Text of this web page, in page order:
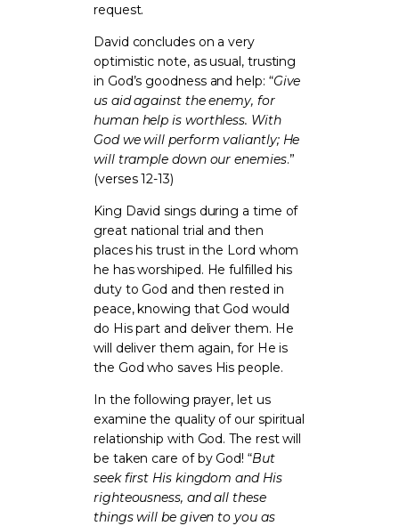
request.
David concludes on a very
optimistic note, as usual, trusting
in God’s goodness and help: “Give
us aid against the enemy, for
human help is worthless. With
God we will perform valiantly; He
will trample down our enemies.”
(verses 12-13)
King David sings during a time of
great national trial and then
places his trust in the Lord whom
he has worshiped. He fulfilled his
duty to God and then rested in
peace, knowing that God would
do His part and deliver them. He
will deliver them again, for He is
the God who saves His people.
In the following prayer, let us
examine the quality of our spiritual
relationship with God. The rest will
be taken care of by God! “But
seek first His kingdom and His
righteousness, and all these
things will be given to you as